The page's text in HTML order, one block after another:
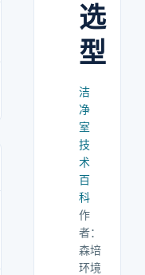
选
型
洁
净
室
技
术
百
科
作
者：
森培
环境